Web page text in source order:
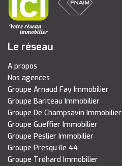
Le réseau
A propos
Nos agences
Groupe Arnaud Fay Immobilier
Groupe Bariteau Immobilier
Groupe De Champsavin Immobilier
Groupe Gueffier Immobilier
Groupe Peslier Immobilier
Groupe Presqu île 44
Groupe Tréhard Immobilier